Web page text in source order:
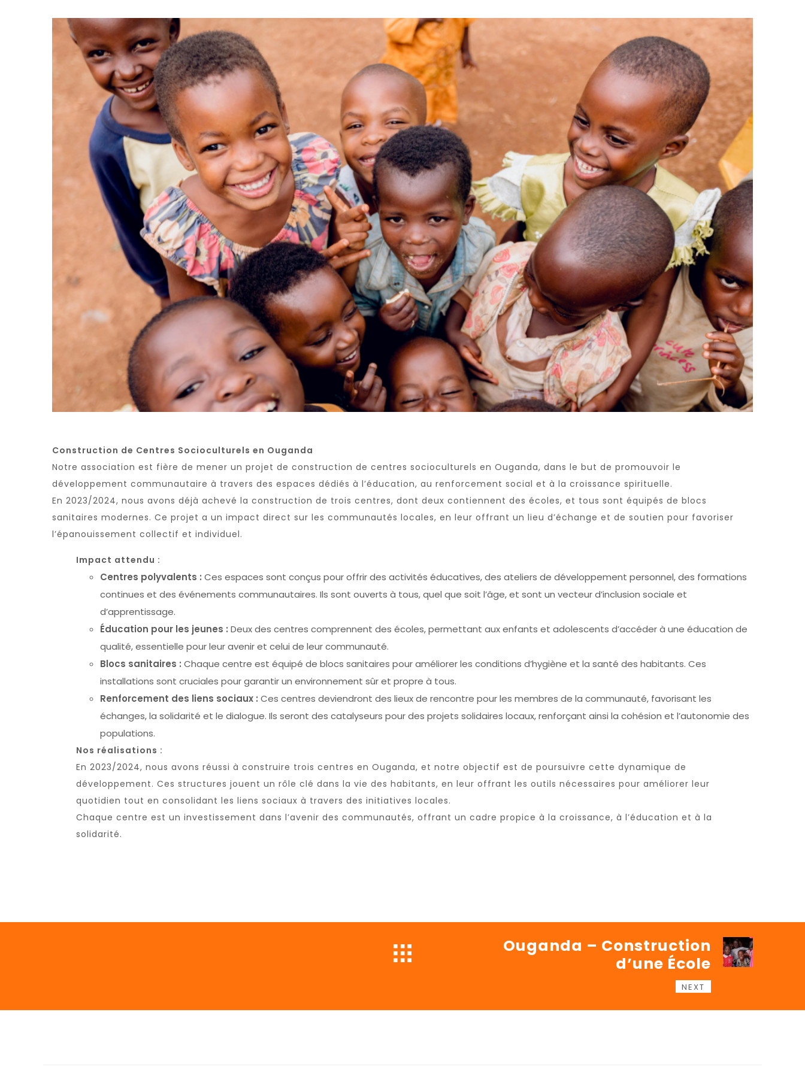
Construction de Centres Socioculturels en Ouganda
Notre association est fière de mener un projet de construction de centres socioculturels en Ouganda, dans le but de promouvoir le
développement communautaire à travers des espaces dédiés à l’éducation, au renforcement social et à la croissance spirituelle.
En 2023/2024, nous avons déjà achevé la construction de trois centres, dont deux contiennent des écoles, et tous sont équipés de blocs
sanitaires modernes. Ce projet a un impact direct sur les communautés locales, en leur offrant un lieu d’échange et de soutien pour favoriser
l’épanouissement collectif et individuel.
Impact attendu :
Centres polyvalents : Ces espaces sont conçus pour offrir des activités éducatives, des ateliers de développement personnel, des formations
continues et des événements communautaires. Ils sont ouverts à tous, quel que soit l’âge, et sont un vecteur d’inclusion sociale et
d’apprentissage.
Éducation pour les jeunes : Deux des centres comprennent des écoles, permettant aux enfants et adolescents d’accéder à une éducation de
qualité, essentielle pour leur avenir et celui de leur communauté.
Blocs sanitaires : Chaque centre est équipé de blocs sanitaires pour améliorer les conditions d’hygiène et la santé des habitants. Ces
installations sont cruciales pour garantir un environnement sûr et propre à tous.
Renforcement des liens sociaux : Ces centres deviendront des lieux de rencontre pour les membres de la communauté, favorisant les
échanges, la solidarité et le dialogue. Ils seront des catalyseurs pour des projets solidaires locaux, renforçant ainsi la cohésion et l’autonomie des
populations.
Nos réalisations :
En 2023/2024, nous avons réussi à construire trois centres en Ouganda, et notre objectif est de poursuivre cette dynamique de
développement. Ces structures jouent un rôle clé dans la vie des habitants, en leur offrant les outils nécessaires pour améliorer leur
quotidien tout en consolidant les liens sociaux à travers des initiatives locales.
Chaque centre est un investissement dans l’avenir des communautés, offrant un cadre propice à la croissance, à l’éducation et à la
solidarité.
Ouganda – Construction
d’une École
NEXT